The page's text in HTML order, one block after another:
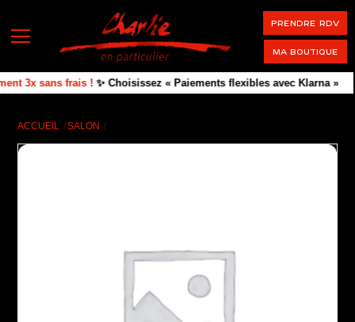
Menu
PRENDRE RDV
Ma boutique
3x sans frais ! ✨ Choisissez « Paiements flexibles avec Klarna »
ACCUEIL SALON